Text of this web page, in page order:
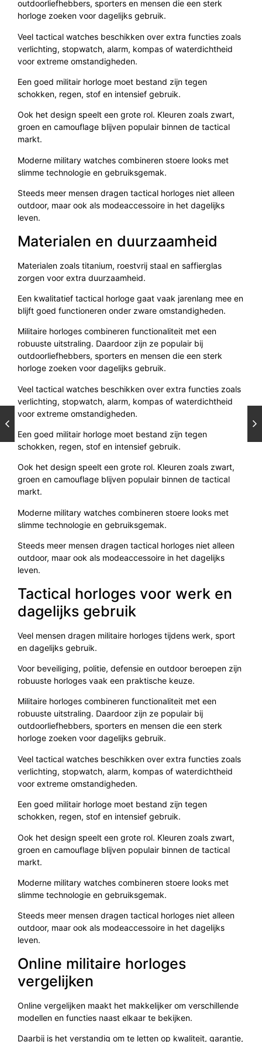
outdoorliefhebbers, sporters en mensen die een sterk
horloge zoeken voor dagelijks gebruik.
Veel tactical watches beschikken over extra functies zoals
verlichting, stopwatch, alarm, kompas of waterdichtheid
voor extreme omstandigheden.
Een goed militair horloge moet bestand zijn tegen
schokken, regen, stof en intensief gebruik.
Ook het design speelt een grote rol. Kleuren zoals zwart,
groen en camouflage blijven populair binnen de tactical
markt.
Moderne military watches combineren stoere looks met
slimme technologie en gebruiksgemak.
Steeds meer mensen dragen tactical horloges niet alleen
outdoor, maar ook als modeaccessoire in het dagelijks
leven.
Materialen en duurzaamheid
Materialen zoals titanium, roestvrij staal en saffierglas
zorgen voor extra duurzaamheid.
Een kwalitatief tactical horloge gaat vaak jarenlang mee en
blijft goed functioneren onder zware omstandigheden.
Militaire horloges combineren functionaliteit met een
robuuste uitstraling. Daardoor zijn ze populair bij
outdoorliefhebbers, sporters en mensen die een sterk
horloge zoeken voor dagelijks gebruik.
Veel tactical watches beschikken over extra functies zoals
verlichting, stopwatch, alarm, kompas of waterdichtheid
voor extreme omstandigheden.
Een goed militair horloge moet bestand zijn tegen
schokken, regen, stof en intensief gebruik.
Ook het design speelt een grote rol. Kleuren zoals zwart,
groen en camouflage blijven populair binnen de tactical
markt.
Moderne military watches combineren stoere looks met
slimme technologie en gebruiksgemak.
Steeds meer mensen dragen tactical horloges niet alleen
outdoor, maar ook als modeaccessoire in het dagelijks
leven.
Tactical horloges voor werk en
dagelijks gebruik
Veel mensen dragen militaire horloges tijdens werk, sport
en dagelijks gebruik.
Voor beveiliging, politie, defensie en outdoor beroepen zijn
robuuste horloges vaak een praktische keuze.
Militaire horloges combineren functionaliteit met een
robuuste uitstraling. Daardoor zijn ze populair bij
outdoorliefhebbers, sporters en mensen die een sterk
horloge zoeken voor dagelijks gebruik.
Veel tactical watches beschikken over extra functies zoals
verlichting, stopwatch, alarm, kompas of waterdichtheid
voor extreme omstandigheden.
Een goed militair horloge moet bestand zijn tegen
schokken, regen, stof en intensief gebruik.
Ook het design speelt een grote rol. Kleuren zoals zwart,
groen en camouflage blijven populair binnen de tactical
markt.
Moderne military watches combineren stoere looks met
slimme technologie en gebruiksgemak.
Steeds meer mensen dragen tactical horloges niet alleen
outdoor, maar ook als modeaccessoire in het dagelijks
leven.
Online militaire horloges
vergelijken
Online vergelijken maakt het makkelijker om verschillende
modellen en functies naast elkaar te bekijken.
Daarbij is het verstandig om te letten op kwaliteit, garantie,